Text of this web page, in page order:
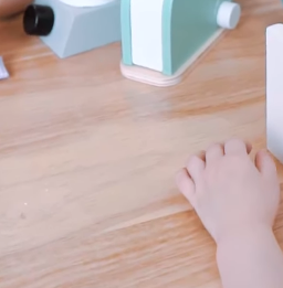
свяжется с Вами для